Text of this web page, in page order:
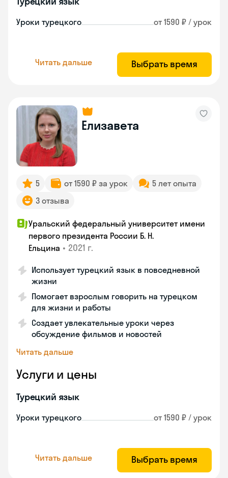
Уроки турецкого от 1590 ₽ / урок
Читать дальше Выбрать время
Елизавета
5 от 1590 ₽ за урок
5 лет опыта
3 отзыва
Уральский федеральный университет имени
первого президента России Б. Н.
Ельцина • 2021 г.
Использует турецкий язык в повседневной
жизни
Помогает взрослым говорить на турецком
для жизни и работы
Создает увлекательные уроки через
обсуждение фильмов и новостей
Читать дальше
Услуги и цены
Турецкий язык
Уроки турецкого от 1590 ₽ / урок
Читать дальше Выбрать время